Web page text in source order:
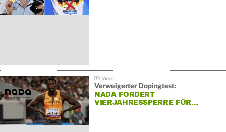
Verweigerter Dopingtest:
NADA FORDERT
VIERJAHRESSPERRE FÜR…